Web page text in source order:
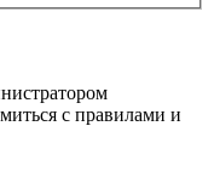
с правилами и